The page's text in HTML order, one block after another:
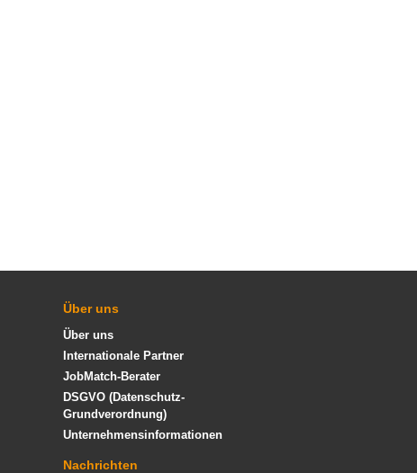
Über uns
Über uns
Internationale Partner
JobMatch-Berater
DSGVO (Datenschutz-
Grundverordnung)
Unternehmensinformationen
Nachrichten